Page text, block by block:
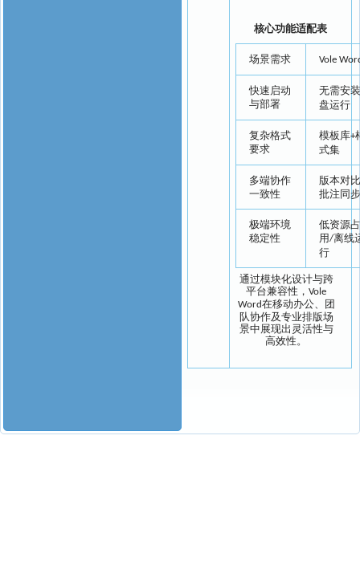
核心功能适配表
场景需求 Vole
快速启动
与部署
无需安
盘运行
复杂格式
要求
模板库+
式集
多端协作
一致性
版本对
批注同
极端环境
稳定性
低资源
用/离线
行
通过模块化设计与跨
平台兼容性，Vole
Word在移动办公、团
队协作及专业排版场
景中展现出灵活性与
高效性。